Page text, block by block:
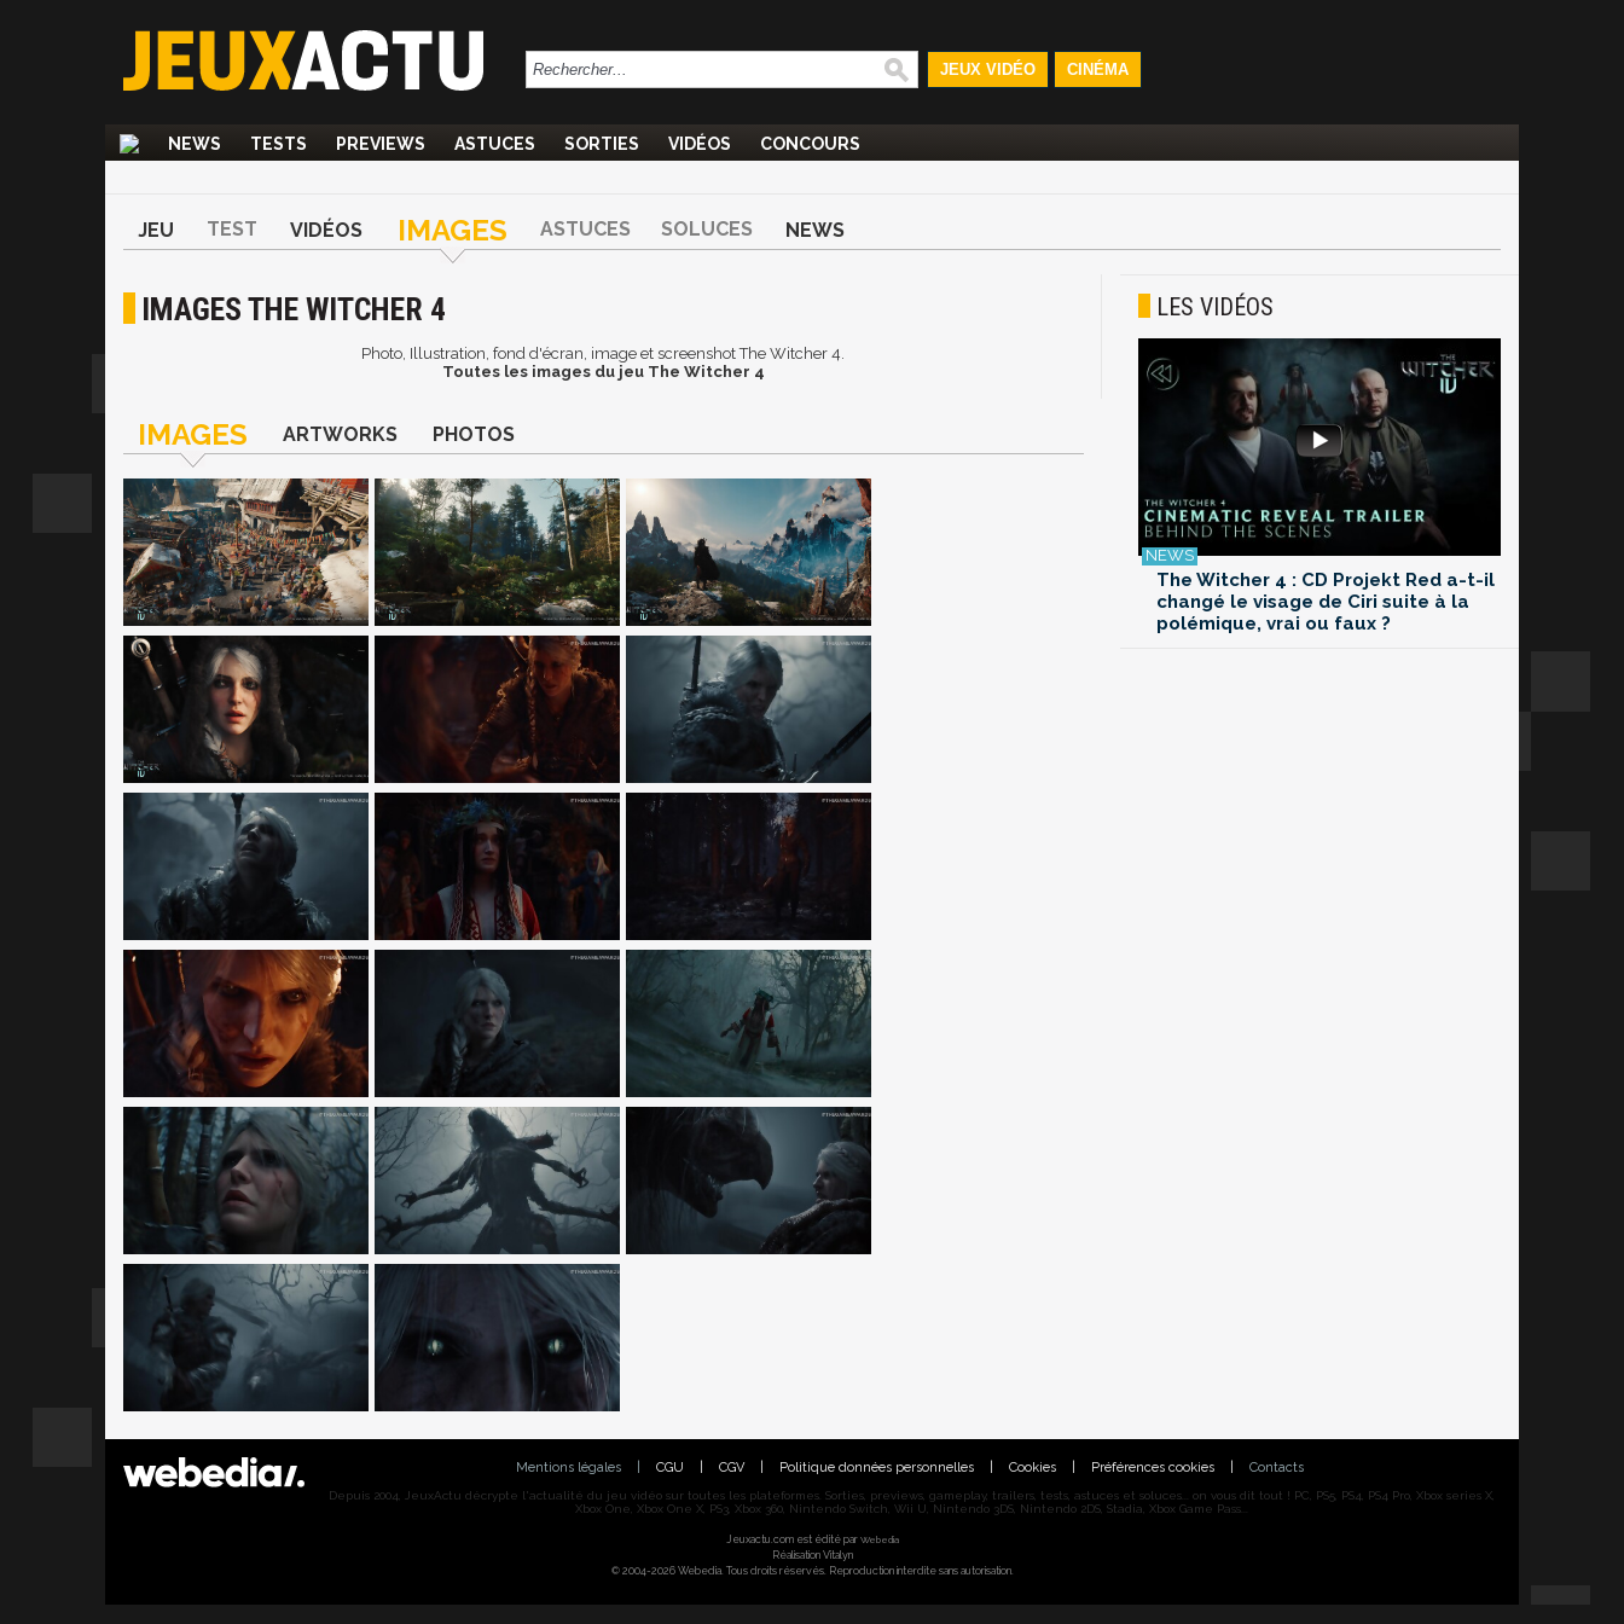
JEUX VIDÉO CINÉMA
NEWS TESTS PREVIEWS ASTUCES SORTIES VIDÉOS CONCOURS
JEU TEST VIDÉOS IMAGES ASTUCES SOLUCES NEWS
IMAGES THE WITCHER 4
Photo, Illustration, fond d'écran, image et screenshot The Witcher 4.
Toutes les images du jeu The Witcher 4
IMAGES ARTWORKS PHOTOS
LES VIDÉOS
The Witcher 4 : CD Projekt Red a-t-il
changé le visage de Ciri suite à la
polémique, vrai ou faux ?
Mentions légales CGU CGV Politique données personnelles Cookies Préférences cookies Contacts
Depuis 2004, JeuxActu décrypte l'actualité du jeu vidéo sur toutes les plateformes. Sorties, previews, gameplay, trailers, tests, astuces et soluces... on vous dit tout ! PC, PS5, PS4, PS4 Pro, Xbox series X,
Xbox One, Xbox One X, PS3, Xbox 360, Nintendo Switch, Wii U, Nintendo 3DS, Nintendo 2DS, Stadia, Xbox Game Pass...
Jeuxactu.com est édité par Webedia
Réalisation Vitalyn
© 2004-2026 Webedia. Tous droits réservés. Reproduction interdite sans autorisation.